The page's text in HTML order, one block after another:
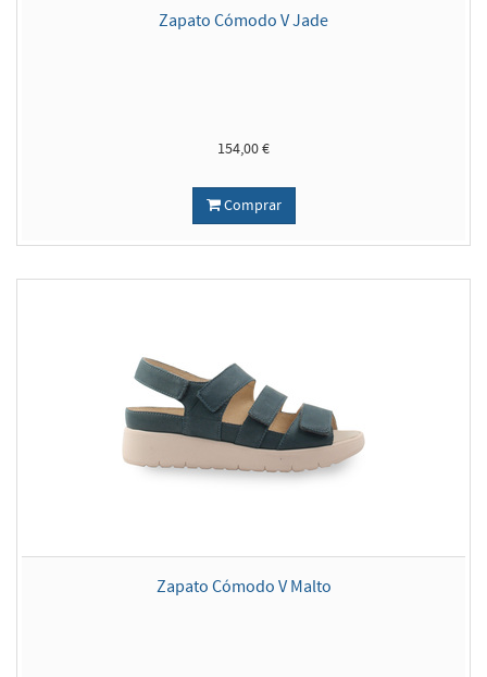
Zapato Cómodo V Jade
154,00 €
Comprar
Zapato Cómodo V Malto